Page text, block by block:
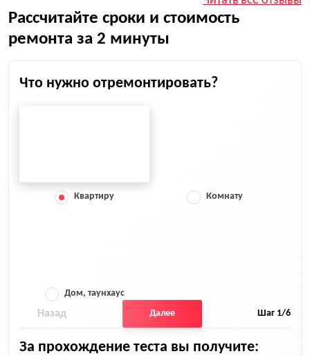
Рассчитайте сроки и стоимость
ремонта за 2 минуты
Что нужно отремонтировать?
Квартиру Комнату
Дом, таунхаус
Назад Далее Шаг 1/6
За прохождение теста вы получите: